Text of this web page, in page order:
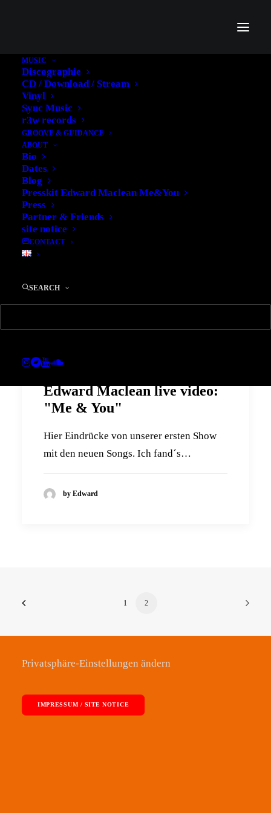
MUSIC
Discographie
CD / Download / Stream
Vinyl
Sync Music
r3w records
GROOVE & GUIDANCE
ABOUT
Bio
Dates
Blog
Presskit Edward Maclean Me&You
Press
Partner & Friends
site notice
CONTACT
SEARCH
Edward Maclean live video:
"Me & You"
Hier Eindrücke von unserer ersten Show
mit den neuen Songs. Ich fand´s…
by Edward
1 2
Privatsphäre-Einstellungen ändern
IMPRESSUM / SITE NOTICE